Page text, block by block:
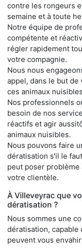
contre les rongeurs
semaine et à toute
Notre équipe de
compétente et
régler rapidement
votre compagnie.
Nous nous
appel, dans le but
ces animaux
Nos professionnels
besoin de nos
réactifs et agir
animaux nuisibles.
Nous pouvons faire
dératisation s'il le
peut poser problème
votre clientèle.
À Villeveyrac que
dératisation ?
Nous sommes une
dératisation, capable
peuvent vous